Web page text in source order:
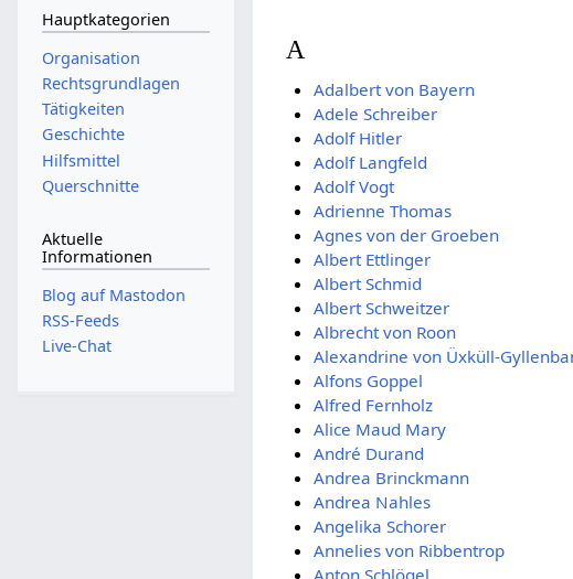
A
Adalbert von Bayern
Adele Schreiber
Adolf Hitler
Adolf Langfeld
Adolf Vogt
Adrienne Thomas
Agnes von der Groeben
Albert Ettlinger
Albert Schmid
Albert Schweitzer
Albrecht von Roon
Alexandrine von Üxküll-
Alfons Goppel
Alfred Fernholz
Alice Maud Mary
André Durand
Andrea Brinckmann
Andrea Nahles
Angelika Schorer
Annelies von Ribbentrop
Hauptkategorien
Organisation
Rechtsgrundlagen
Tätigkeiten
Geschichte
Hilfsmittel
Querschnitte
Aktuelle
Informationen
Blog auf Mastodon
RSS-Feeds
Live-Chat